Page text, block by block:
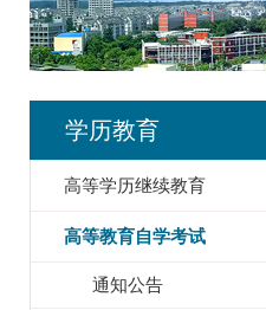
学历教育
高等学历继续教育
高等教育自学考试
通知公告